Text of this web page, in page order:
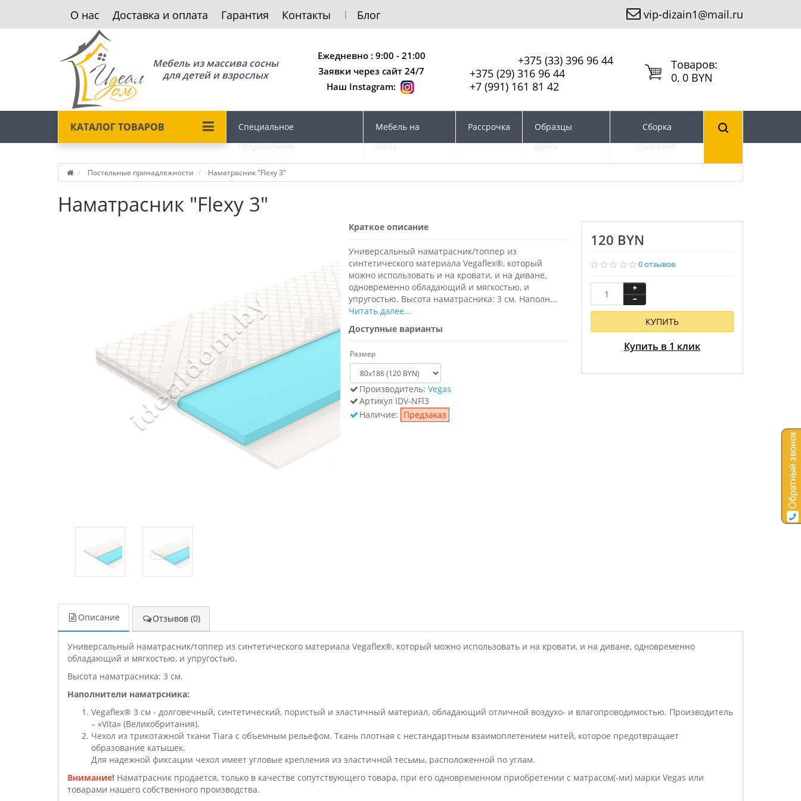
О нас Доставка и оплата Гарантия Контакты Блог vip-dizain1@mail.ru
Мебель из массива сосны
для детей и взрослых
Ежедневно : 9:00 - 21:00
Заявки через сайт 24/7
Наш Instagram:
+375 (33) 396 96 44
+375 (29) 316 96 44
+7 (991) 161 81 42
Tоваров:
0, 0 BYN
Специальное
предложение
Мебель на
заказ
Рассрочка
Образцы
цвета
Сборка
кроватей
КАТАЛОГ ТОВАРОВ
Постельные принадлежности Наматрасник "Flexy 3"
Наматрасник "Flexy 3"
Краткое описание
Универсальный наматрасник/топпер из
синтетического материала Vegaflex®, который
можно использовать и на кровати, и на диване,
одновременно обладающий и мягкостью, и
упругостью. Высота наматрасника: 3 см. Наполн...
Читать далее...
Доступные варианты
Размер
Производитель: Vegas
Артикул IDV-NFl3
Наличие: Предзаказ
120 BYN
0 отзывов
КУПИТЬ
Купить в 1 клик
Описание Отзывов (0)
Универсальный наматрасник/топпер из синтетического материала Vegaflex®, который можно использовать и на кровати, и на диване, одновременно
обладающий и мягкостью, и упругостью.
Высота наматрасника: 3 см.
Наполнители наматрсника:
Vegaflex® 3 см - долговечный, синтетический, пористый и эластичный материал, обладающий отличной воздухо- и влагопроводимостью. Производитель
– «Vita» (Великобритания).
Чехол из трикотажной ткани Tiara с объемным рельефом. Ткань плотная с нестандартным взаимоплетением нитей, которое предотвращает
образование катышек.
Для надежной фиксации чехол имеет угловые крепления из эластичной тесьмы, расположенной по углам.
Внимание! Наматрасник продается, только в качестве сопутствующего товара, при его одновременном приобретении с матрасом(-ми) марки Vegas или
товарами нашего собственного производства.